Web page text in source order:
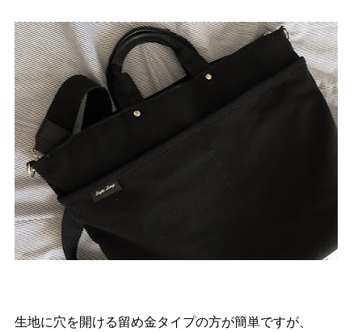
生地に穴を開ける留め金タイプの方が簡単ですが、